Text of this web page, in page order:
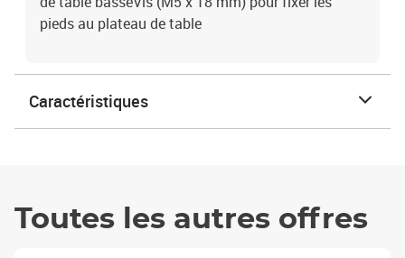
pieds au plateau de table
Caractéristiques
Toutes les autres offres